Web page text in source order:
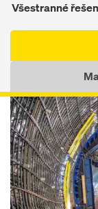
Všestranné